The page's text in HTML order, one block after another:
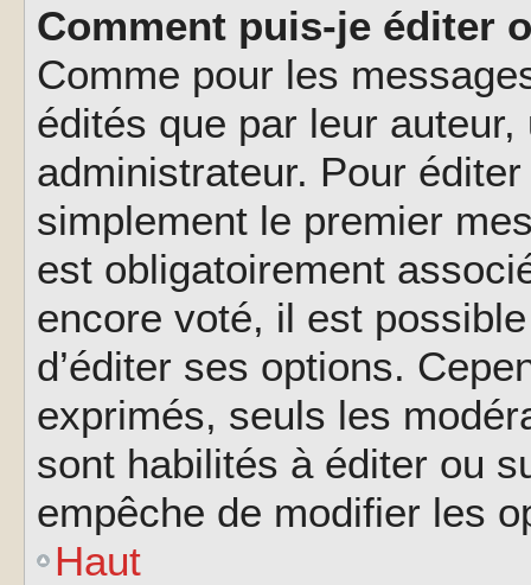
Comment puis-je éditer
Comme pour les
édités que par leur
administrateur. Pour
simplement le premier
est obligatoirement
encore voté, il est
d’éditer ses options.
exprimés, seuls les
sont habilités à éditer ou
empêche de modifier les
Haut